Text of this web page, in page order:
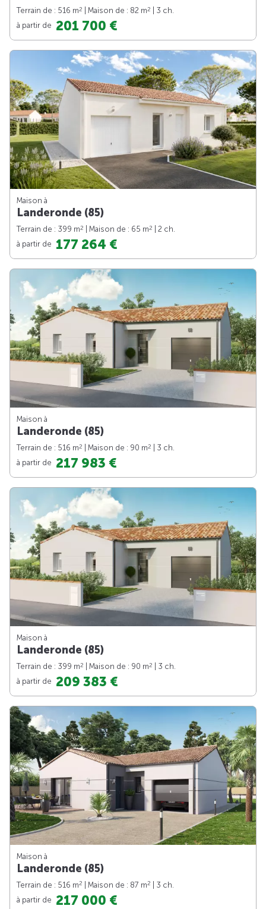
Terrain de : 516 m2 | Maison de : 82 m2
| 3 ch.
à partir de 201 700 €
Maison à
Landeronde (85)
Terrain de : 399 m2 | Maison de : 65 m2
| 2 ch.
à partir de 177 264 €
Maison à
Landeronde (85)
Terrain de : 516 m2 | Maison de : 90 m2
| 3 ch.
à partir de 217 983 €
Maison à
Landeronde (85)
Terrain de : 399 m2 | Maison de : 90 m2
| 3 ch.
à partir de 209 383 €
Maison à
Landeronde (85)
Terrain de : 516 m2 | Maison de : 87 m2
| 3 ch.
à partir de 217 000 €